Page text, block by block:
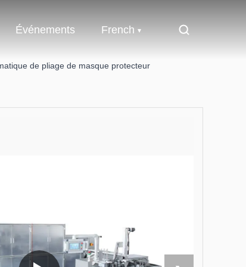
Événements French
de pliage de masque protecteur